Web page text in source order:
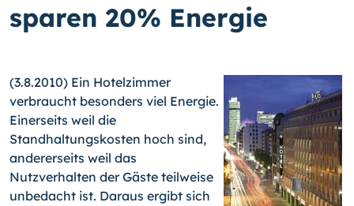
sparen 20% Energie
(3.8.2010) Ein Hotelzimmer
verbraucht besonders viel Energie.
Einerseits weil die
Standhaltungskosten hoch sind,
andererseits weil das
Nutzverhalten der Gäste teilweise
unbedacht ist. Daraus ergibt sich